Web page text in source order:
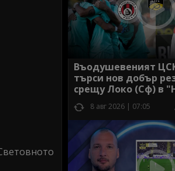
Въодушевеният
търси нов добър
срещу Локо (Сф) в
8 авг 2026 | 07:05